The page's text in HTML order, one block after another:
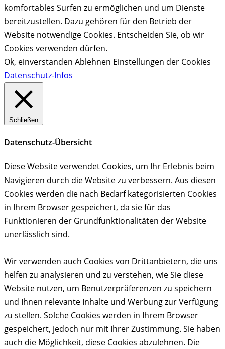
komfortables Surfen zu ermöglichen und um Dienste
bereitzustellen. Dazu gehören für den Betrieb der
Website notwendige Cookies. Entscheiden Sie, ob wir
Cookies verwenden dürfen.
Ok, einverstanden Ablehnen Einstellungen der Cookies
Datenschutz-Infos
Schließen
Datenschutz-Übersicht
Diese Website verwendet Cookies, um Ihr Erlebnis beim
Navigieren durch die Website zu verbessern. Aus diesen
Cookies werden die nach Bedarf kategorisierten Cookies
in Ihrem Browser gespeichert, da sie für das
Funktionieren der Grundfunktionalitäten der Website
unerlässlich sind.
Wir verwenden auch Cookies von Drittanbietern, die uns
helfen zu analysieren und zu verstehen, wie Sie diese
Website nutzen, um Benutzerpräferenzen zu speichern
und Ihnen relevante Inhalte und Werbung zur Verfügung
zu stellen. Solche Cookies werden in Ihrem Browser
gespeichert, jedoch nur mit Ihrer Zustimmung. Sie haben
auch die Möglichkeit, diese Cookies abzulehnen. Die